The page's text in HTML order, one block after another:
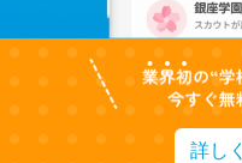
詳し